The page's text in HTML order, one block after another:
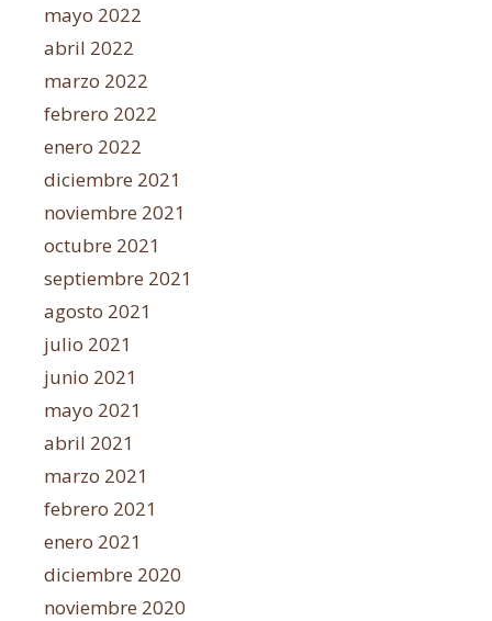
mayo 2022
abril 2022
marzo 2022
febrero 2022
enero 2022
diciembre 2021
noviembre 2021
octubre 2021
septiembre 2021
agosto 2021
julio 2021
junio 2021
mayo 2021
abril 2021
marzo 2021
febrero 2021
enero 2021
diciembre 2020
noviembre 2020